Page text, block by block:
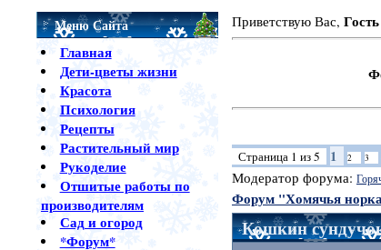
Меню Сайта
Главная
Дети-цветы жизни
Красота
Психология
Рецепты
Растительный мир
Рукоделие
Отшитые работы по
производителям
Сад и огород
*Форум*
Приветствую Вас, Гость
Форум
Страница 1 из5 1 2 3
Модератор форума:
Форум "Хомячья
Кошкин